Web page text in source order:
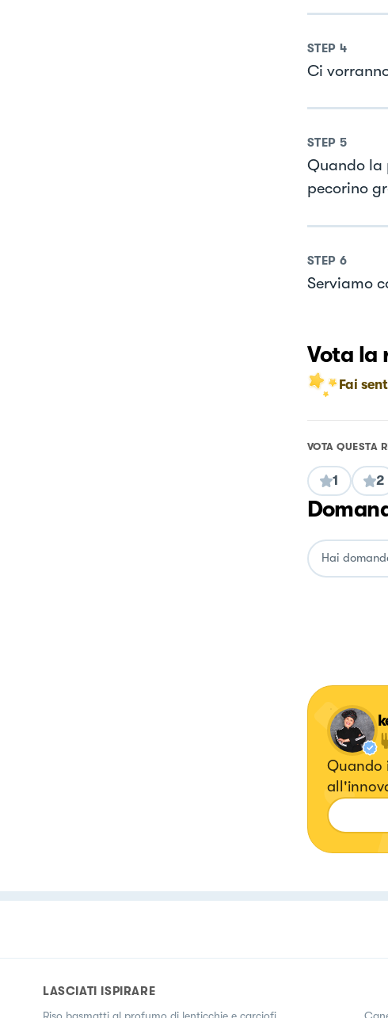
STEP 4
Ci
STEP 5
Quando la
pecorino
STEP 6
Serviamo
Vota la
Fai
VOTA QUESTA
1 2
Quando
portare
gusto.
LASCIATI ISPIRARE
Riso basmatti al profumo di lenticchie e carciofi